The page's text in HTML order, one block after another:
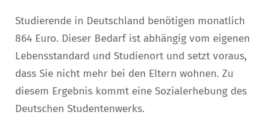
Studierende in Deutschland benötigen monatlich
864 Euro. Dieser Bedarf ist abhängig vom eigenen
Lebensstandard und Studienort und setzt voraus,
dass Sie nicht mehr bei den Eltern wohnen. Zu
diesem Ergebnis kommt eine Sozialerhebung des
Deutschen Studentenwerks.